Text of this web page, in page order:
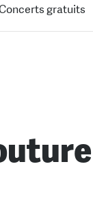
gratuits